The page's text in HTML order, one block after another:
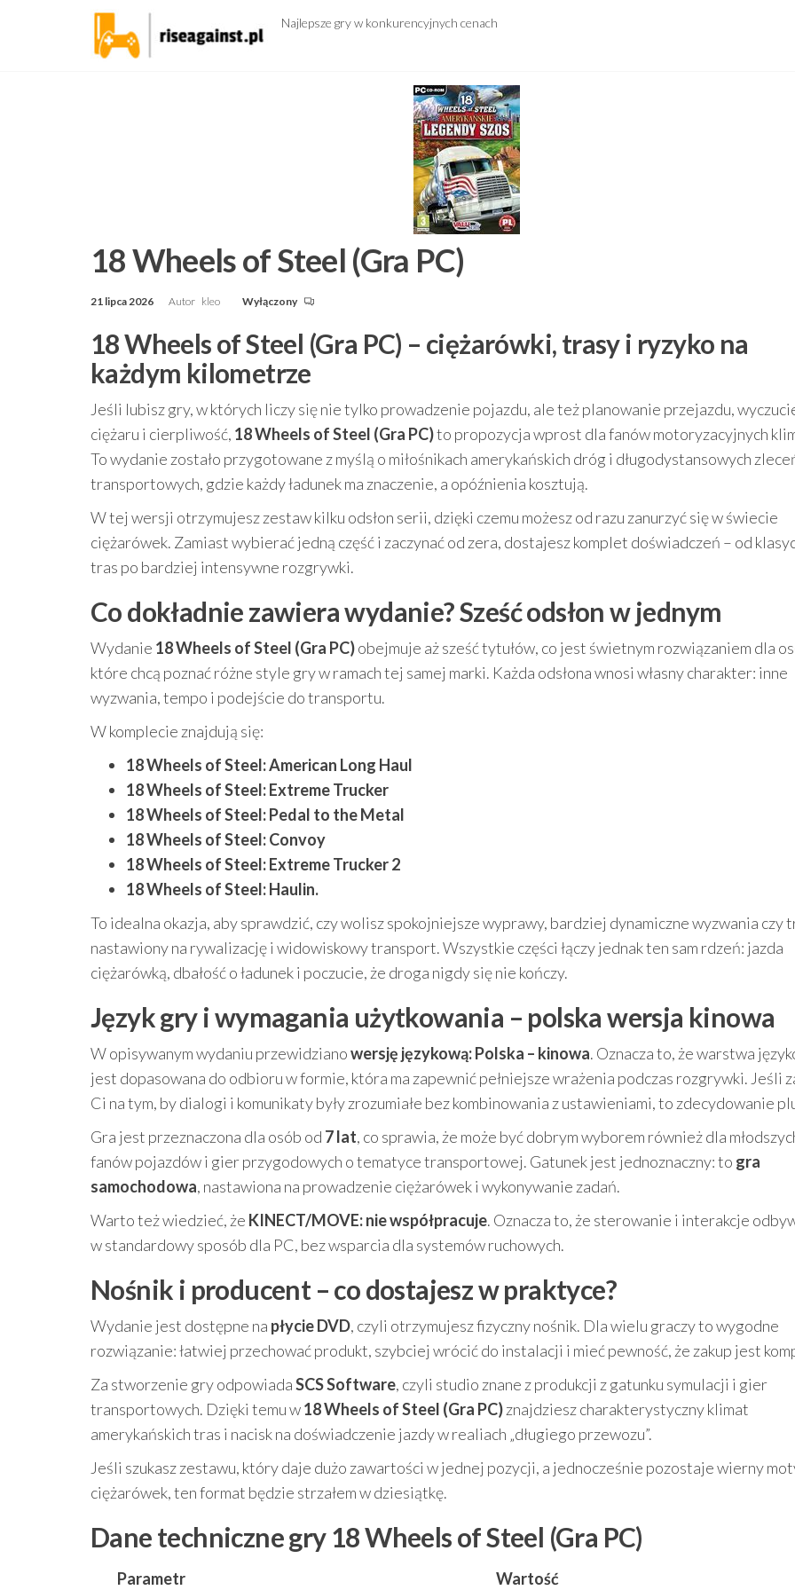
Najlepsze gry w konkurencyjnych cenach
18 Wheels of Steel (Gra PC)
21 lipca 2026 Autor kleo Wyłączony
18 Wheels of Steel (Gra PC) – ciężarówki, trasy i ryzyko na
każdym kilometrze
Jeśli lubisz gry, w których liczy się nie tylko prowadzenie pojazdu, ale też planowanie przejazdu,
ciężaru i cierpliwość, 18 Wheels of Steel (Gra PC)to propozycja wprost dla fanów motoryzacyjnych
To wydanie zostało przygotowane z myślą o miłośnikach amerykańskich dróg i długodystansowych
transportowych, gdzie każdy ładunek ma znaczenie, a opóźnienia kosztują.
W tej wersji otrzymujesz zestaw kilku odsłon serii, dzięki czemu możesz od razu zanurzyć się w świecie
ciężarówek. Zamiast wybierać jedną część i zaczynać od zera, dostajesz komplet doświadczeń – od
tras po bardziej intensywne rozgrywki.
Co dokładnie zawiera wydanie? Sześć odsłon w jednym
Wydanie 18 Wheels of Steel (Gra PC)obejmuje aż sześć tytułów, co jest świetnym rozwiązaniem dla
które chcą poznać różne style gry w ramach tej samej marki. Każda odsłona wnosi własny charakter: inne
wyzwania, tempo i podejście do transportu.
W komplecie znajdują się:
18 Wheels of Steel: American Long Haul
18 Wheels of Steel: Extreme Trucker
18 Wheels of Steel: Pedal to the Metal
18 Wheels of Steel: Convoy
18 Wheels of Steel: Extreme Trucker 2
18 Wheels of Steel: Haulin.
To idealna okazja, aby sprawdzić, czy wolisz spokojniejsze wyprawy, bardziej dynamiczne wyzwania czy
nastawiony na rywalizację i widowiskowy transport. Wszystkie części łączy jednak ten sam rdzeń: jazda
ciężarówką, dbałość o ładunek i poczucie, że droga nigdy się nie kończy.
Język gry i wymagania użytkowania – polska wersja kinowa
W opisywanym wydaniu przewidzianowersję językową: Polska – kinowa. Oznacza to, że warstwa
jest dopasowana do odbioru w formie, która ma zapewnić pełniejsze wrażenia podczas rozgrywki. Jeśli
Ci na tym, by dialogi i komunikaty były zrozumiałe bez kombinowania z ustawieniami, to zdecydowanie
Gra jest przeznaczona dla osób od 7 lat, co sprawia, że może być dobrym wyborem również dla
fanów pojazdów i gier przygodowych o tematyce transportowej. Gatunek jest jednoznaczny: to gra
samochodowa, nastawiona na prowadzenie ciężarówek i wykonywanie zadań.
Warto też wiedzieć, że KINECT/MOVE: nie współpracuje. Oznacza to, że sterowanie i interakcje
w standardowy sposób dla PC, bez wsparcia dla systemów ruchowych.
Nośnik i producent – co dostajesz w praktyce?
Wydanie jest dostępne na płycie DVD, czyli otrzymujesz fizyczny nośnik. Dla wielu graczy to wygodne
rozwiązanie: łatwiej przechować produkt, szybciej wrócić do instalacji i mieć pewność, że zakup jest
Za stworzenie gry odpowiadaSCS Software, czyli studio znane z produkcji z gatunku symulacji i gier
transportowych. Dzięki temu w18 Wheels of Steel (Gra PC)znajdziesz charakterystyczny klimat
amerykańskich tras i nacisk na doświadczenie jazdy w realiach „długiego przewozu”.
Jeśli szukasz zestawu, który daje dużo zawartości w jednej pozycji, a jednocześnie pozostaje wierny
ciężarówek, ten format będzie strzałem w dziesiątkę.
Dane techniczne gry 18 Wheels of Steel (Gra PC)
Parametr Wartość